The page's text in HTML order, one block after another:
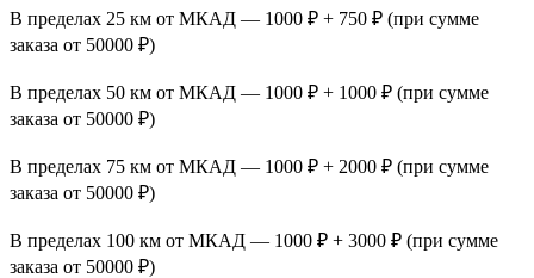
В пределах 25 км от МКАД — 1000 ₽ + 750 ₽ (при сумме
заказа от 50000 ₽)
В пределах 50 км от МКАД — 1000 ₽ + 1000 ₽ (при сумме
заказа от 50000 ₽)
В пределах 75 км от МКАД — 1000 ₽ + 2000 ₽ (при сумме
заказа от 50000 ₽)
В пределах 100 км от МКАД — 1000 ₽ + 3000 ₽ (при сумме
заказа от 50000 ₽)